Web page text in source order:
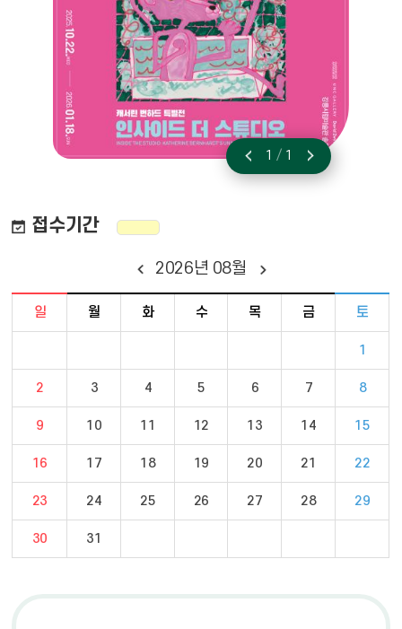
이전 1 / 1 다음
접수기간
2026년 08월
일 월 화 수 목 금 토
1
2 3 4 5 6 7 8
9 10 11 12 13 14 15
16 17 18 19 20 21 22
23 24 25 26 27 28 29
30 31